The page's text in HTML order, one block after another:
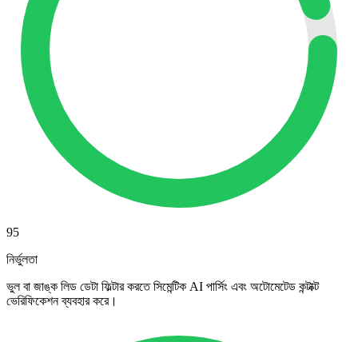
95
নির্ভুলতা
ভুল বা জাঙ্ক লিড ডেটা ফিল্টার করতে সিমেন্টিক AI পার্সিং এবং অটোমেটেড কন্টাক্ট
ভেরিফিকেশন ব্যবহার করে।